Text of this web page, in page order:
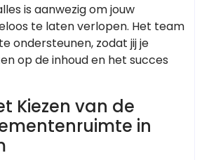
is aanwezig om jouw
te laten verlopen. Het team
ondersteunen, zodat jij je
op de inhoud en het succes
Kiezen van de
in